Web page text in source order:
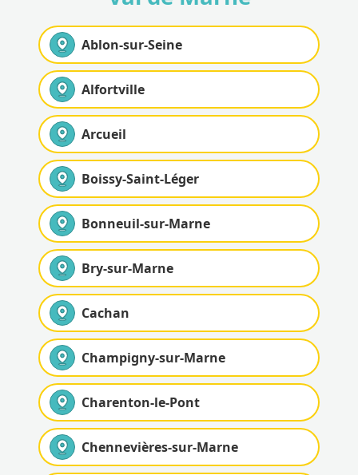
Ablon-sur-Seine
Alfortville
Arcueil
Boissy-Saint-Léger
Bonneuil-sur-Marne
Bry-sur-Marne
Cachan
Champigny-sur-Marne
Charenton-le-Pont
Chennevières-sur-Marne